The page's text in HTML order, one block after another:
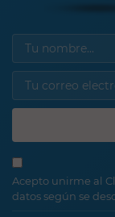
Acepto unirme al
datos según se